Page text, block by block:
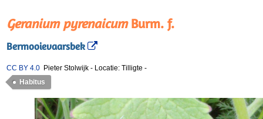
Geranium pyrenaicumBurm. f.
Bermooievaarsbek
CC BY 4.0 Pieter Stolwijk - Locatie: Tilligte -
Habitus